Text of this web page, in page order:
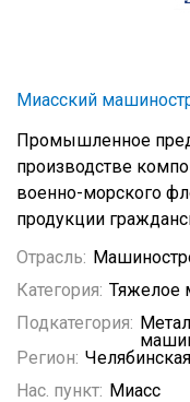
Миасский
Промышленное
производстве
военно-морского
продукции
Отрасль:
Категория: Тяжелое
Подкатегория:
Регион:
Нас. пункт: Миасс